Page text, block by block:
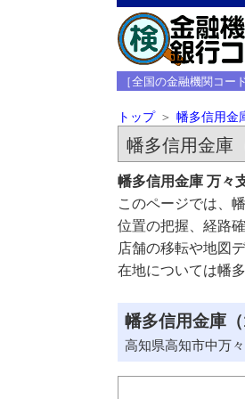
［全国の金融機関コー
トップ 幡多信用金
幡多信用金庫
幡多信用金庫 万々
このページでは、
位置の把握、経路
店舗の移転や地図
在地については幡
幡多信用金庫
高知県高知市中万